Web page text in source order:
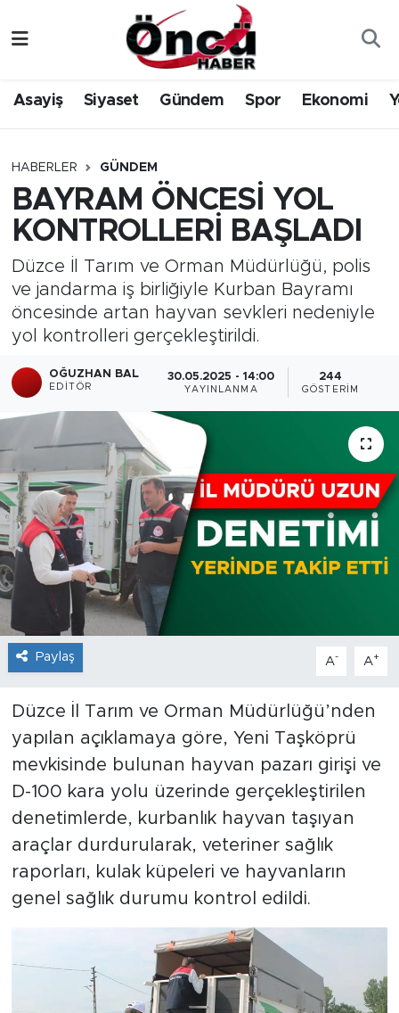
Asayiş Siyaset Gündem Spor Ekonomi
HABERLER GÜNDEM
BAYRAM ÖNCESİ YOL
KONTROLLERİ BAŞLADI
Düzce İl Tarım ve Orman Müdürlüğü, polis
ve jandarma iş birliğiyle Kurban Bayramı
öncesinde artan hayvan sevkleri nedeniyle
yol kontrolleri gerçekleştirildi.
OĞUZHAN BAL
EDITÖR
30.05.2025 - 14:00
YAYINLANMA
244
GÖSTERIM
Paylaş A- A+
Düzce İl Tarım ve Orman Müdürlüğü’nden
yapılan açıklamaya göre, Yeni Taşköprü
mevkisinde bulunan hayvan pazarı girişi ve
D-100 kara yolu üzerinde gerçekleştirilen
denetimlerde, kurbanlık hayvan taşıyan
araçlar durdurularak, veteriner sağlık
raporları, kulak küpeleri ve hayvanların
genel sağlık durumu kontrol edildi.
Gündem
Sağlık & Çevre
Spor
Yerel Haber
Öncü Radyo Dinle
Öncü TV İzle
Düzce Nöbetçi Eczaneler
Düzce Hava Durumu
Düzce Namaz Vakitleri
Düzce Trafik Yoğunluk Haritası
Süper Lig Puan Durumu ve Fikstür
Tüm Manşetler
Son Dakika Haberleri
Haber Arşivi